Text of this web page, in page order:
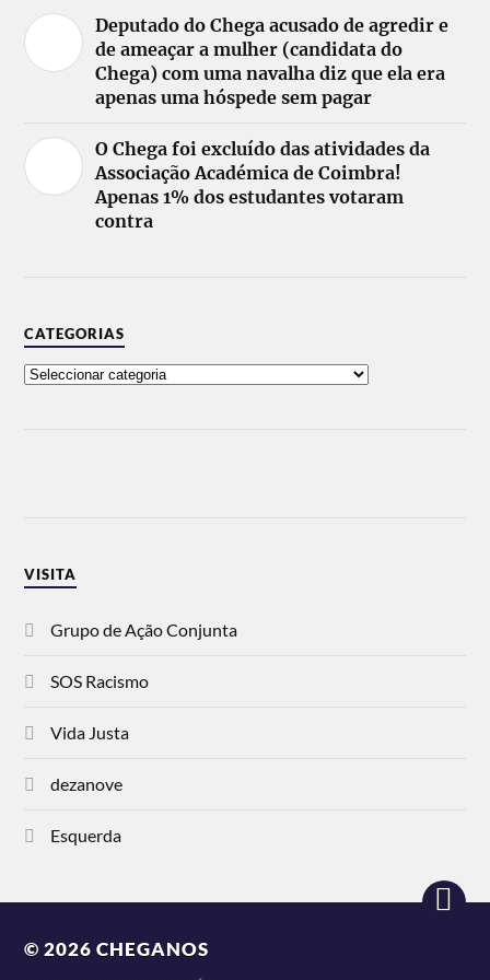
Deputado do Chega acusado de agredir e
de ameaçar a mulher (candidata do
Chega) com uma navalha diz que ela era
apenas uma hóspede sem pagar
O Chega foi excluído das atividades da
Associação Académica de Coimbra!
Apenas 1% dos estudantes votaram
contra
CATEGORIAS
VISITA
Grupo de Ação Conjunta
SOS Racismo
Vida Justa
dezanove
Esquerda
© 2026CHEGANOS